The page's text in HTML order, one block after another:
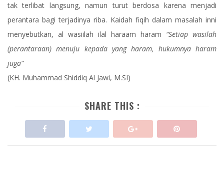
tak terlibat langsung, namun turut berdosa karena menjadi
perantara bagi terjadinya riba. Kaidah fiqih dalam masalah inni
menyebutkan, al wasiilah ilal haraam haram “Setiap wasilah
(perantaraan) menuju kepada yang haram, hukumnya haram
juga”
(KH. Muhammad Shiddiq Al Jawi, M.SI)
SHARE THIS :